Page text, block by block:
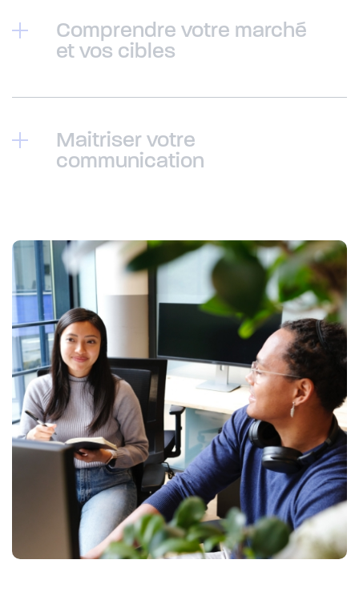
Comprendre votre marché
et vos cibles
Maitriser votre
communication